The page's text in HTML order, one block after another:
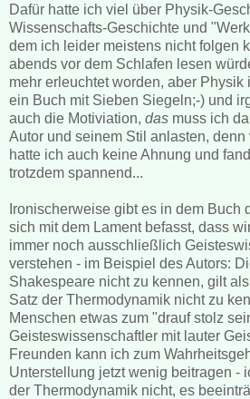
Dafür hatte ich viel über Physik-
Wissenschafts-Geschichte und
dem ich leider meistens nicht folgen
abends vor dem Schlafen lesen
mehr erleuchtet worden, aber Physik
ein Buch mit Sieben Siegeln;-) und
auch die Motiviation, das muss ich
Autor und seinem Stil anlasten, denn
hatte ich auch keine Ahnung und
trotzdem spannend...
Ironischerweise gibt es in dem Buch
sich mit dem Lament befasst, dass
immer noch ausschließlich
verstehen - im Beispiel des Autors:
Shakespeare nicht zu kennen, gilt
Satz der Thermodynamik nicht zu
Menschen etwas zum "drauf stolz
Geisteswissenschaftler mit lauter
Freunden kann ich zum
Unterstellung jetzt wenig beitragen -
der Thermodynamik nicht, es